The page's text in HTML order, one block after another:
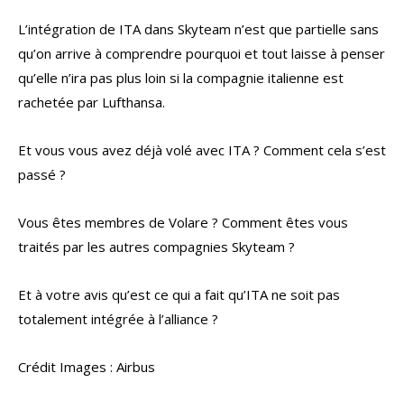
L’intégration de ITA dans Skyteam n’est que partielle sans
qu’on arrive à comprendre pourquoi et tout laisse à penser
qu’elle n’ira pas plus loin si la compagnie italienne est
rachetée par Lufthansa.
Et vous vous avez déjà volé avec ITA ? Comment cela s’est
passé ?
Vous êtes membres de Volare ? Comment êtes vous
traités par les autres compagnies Skyteam ?
Et à votre avis qu’est ce qui a fait qu’ITA ne soit pas
totalement intégrée à l’alliance ?
Crédit Images : Airbus